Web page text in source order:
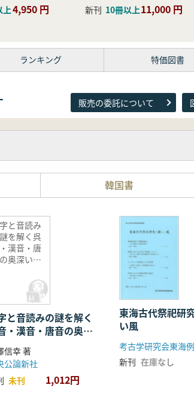
上4,950 円
新刊 10冊以上11,000 円
ランキング 特価図書
販売の委託について
韓国書
と音読み
を解く呉
漢音・唐
奥深い世
と音読みの謎を解く
・漢音・唐音の奥深
界
信幸 著
公論新社
未刊 1,012円
東海古代祭祀研
い風
考古学研究会東海
新刊 在庫なし